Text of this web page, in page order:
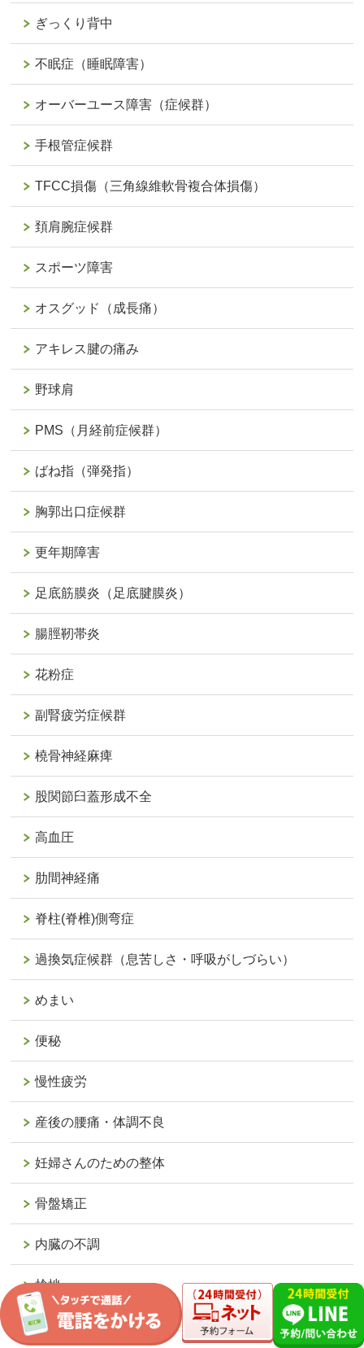
ぎっくり背中
不眠症（睡眠障害）
オーバーユース障害（症候群）
手根管症候群
TFCC損傷（三角線維軟骨複合体損傷）
頚肩腕症候群
スポーツ障害
オスグッド（成長痛）
アキレス腱の痛み
野球肩
PMS（月経前症候群）
ばね指（弾発指）
胸郭出口症候群
更年期障害
足底筋膜炎（足底腱膜炎）
腸脛靭帯炎
花粉症
副腎疲労症候群
橈骨神経麻痺
股関節臼蓋形成不全
高血圧
肋間神経痛
脊柱(脊椎)側弯症
過換気症候群（息苦しさ・呼吸がしづらい）
めまい
便秘
慢性疲労
産後の腰痛・体調不良
妊婦さんのための整体
骨盤矯正
内臓の不調
捻挫